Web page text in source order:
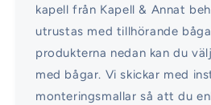
kapell från Kapell & Annat
utrustas med tillhörande
produkterna nedan kan du
med bågar. Vi skickar med
monteringsmallar så att du